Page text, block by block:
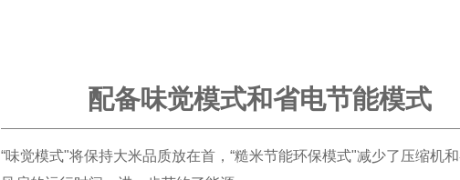
配备味觉模式和省电节能模式
“味觉模式"将保持大米品质放在首，“糙米节能环保模式"减少了压缩机